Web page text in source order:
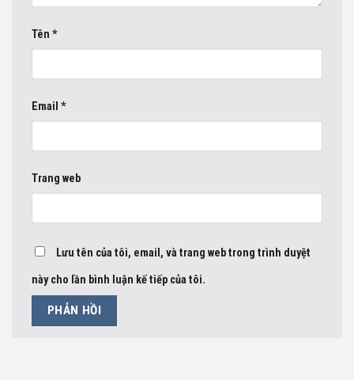
Tên *
Email *
Trang web
Lưu tên của tôi, email, và trang web trong trình duyệt
này cho lần bình luận kế tiếp của tôi.